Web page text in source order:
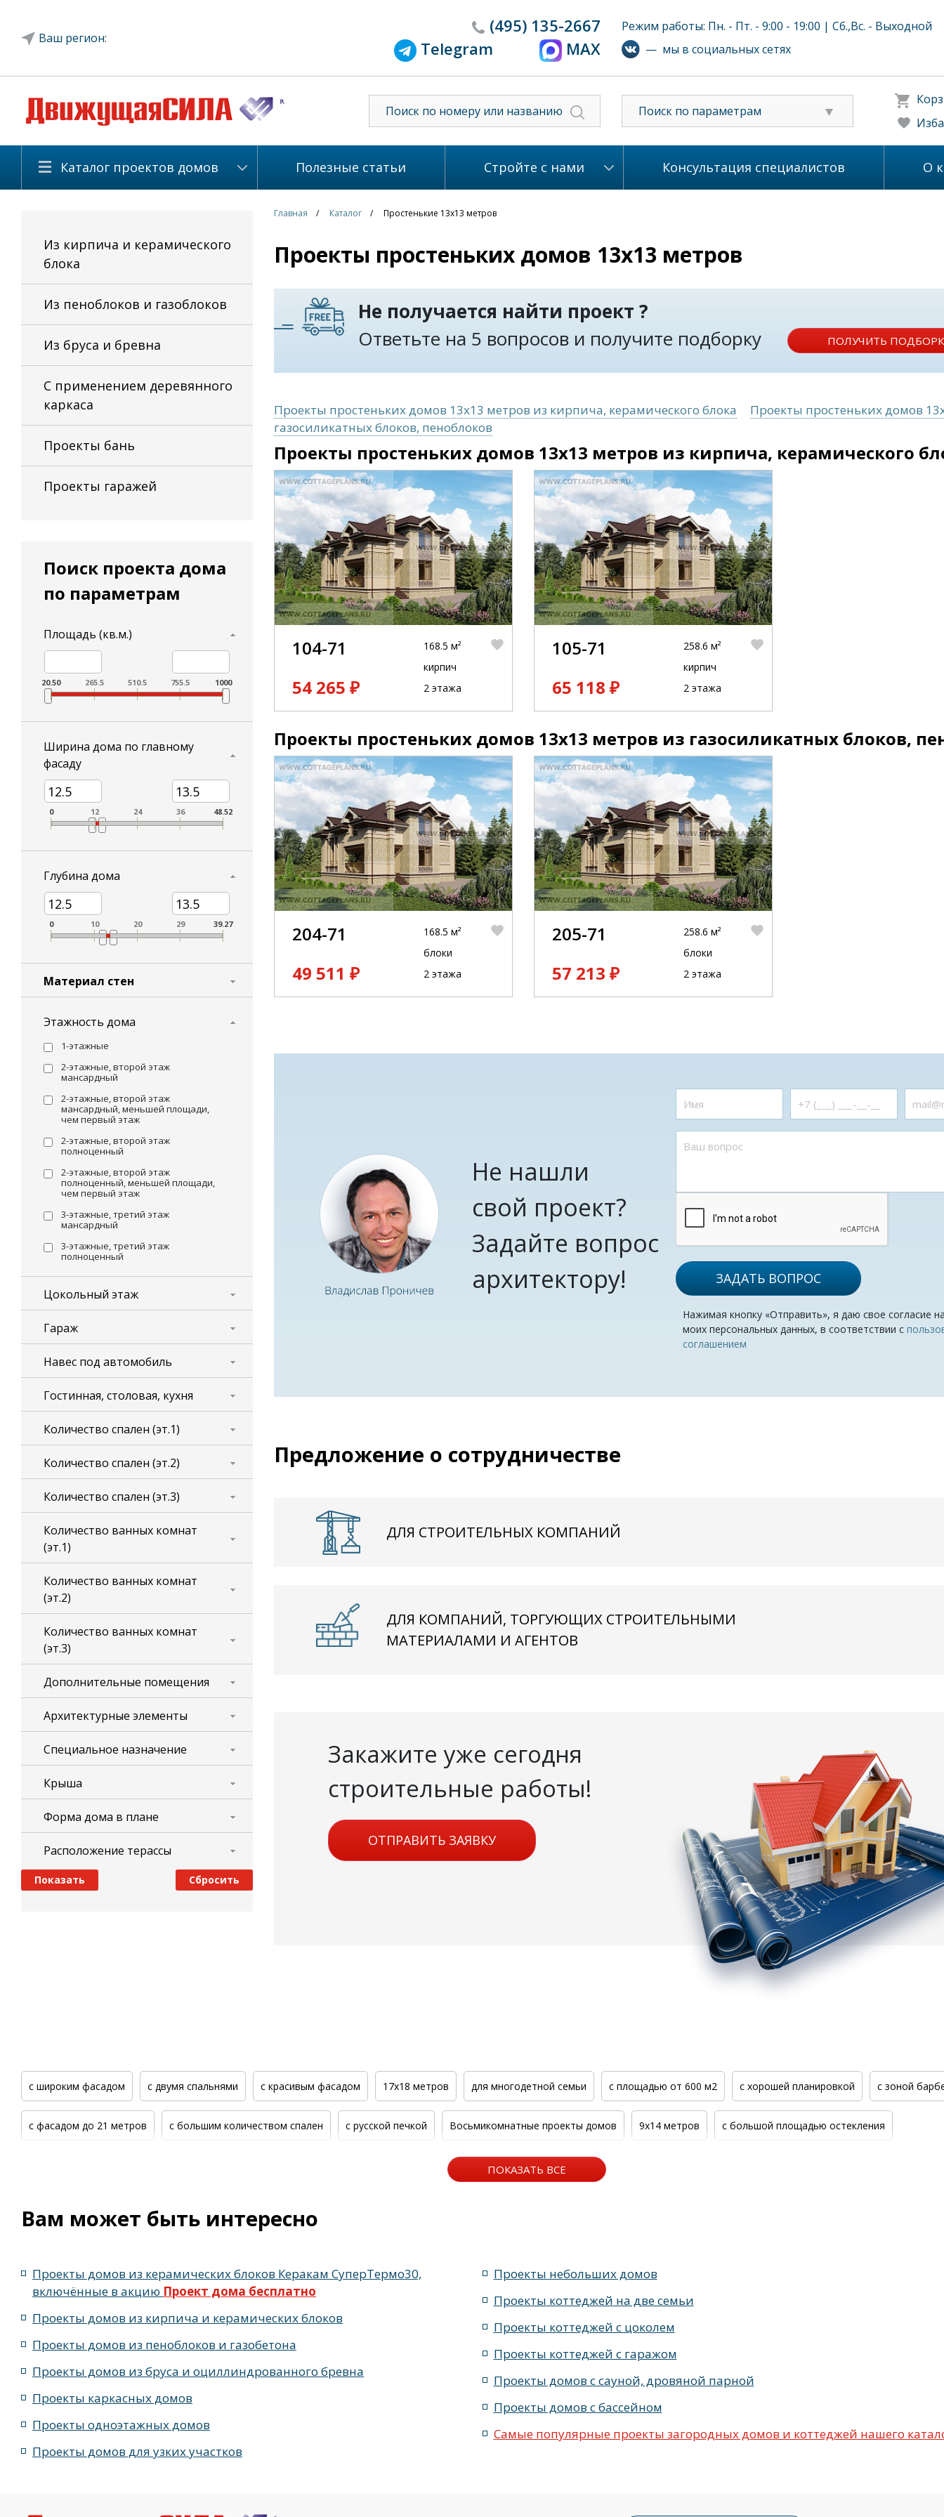
Ваш регион:
(495) 135-2667
Telegram
MAX
Режим работы: Пн. - Пт. - 9:00 - 19:00 | Сб.,Вс. - Выходной
— мы в социальных сетях
Поиск по параметрам
Каталог проектов домов Полезные статьи Стройте с нами Консультация специалистов О
Из кирпича и керамического
блока
Из пеноблоков и газоблоков
Из бруса и бревна
С применением деревянного
каркаса
Проекты бань
Проекты гаражей
Поиск проекта дома
по параметрам
Площадь (кв.м.)
20.50 265.5 510.5 755.5 1000
Ширина дома по главному
фасаду
0 12 24 36 48.52
Глубина дома
0 10 20 29 39.27
Материал стен
Этажность дома
1-этажные
2-этажные, второй этаж
мансардный
2-этажные, второй этаж
мансардный, меньшей площади,
чем первый этаж
2-этажные, второй этаж
полноценный
2-этажные, второй этаж
полноценный, меньшей площади,
чем первый этаж
3-этажные, третий этаж
мансардный
3-этажные, третий этаж
полноценный
Цокольный этаж
Гараж
Навес под автомобиль
Гостинная, столовая, кухня
Количество спален (эт.1)
Количество спален (эт.2)
Количество спален (эт.3)
Количество ванных комнат
(эт.1)
Количество ванных комнат
(эт.2)
Количество ванных комнат
(эт.3)
Дополнительные помещения
Архитектурные элементы
Специальное назначение
Крыша
Форма дома в плане
Расположение терассы
Главная Каталог Простенькие 13x13 метров
Проекты простеньких домов 13x13 метров
Не получается найти проект ?
Ответьте на 5 вопросов и получите подборку
ПОЛУЧИТЬ
Проекты простеньких домов 13x13 метров из кирпича, керамического блока
Проекты простеньких домов
газосиликатных блоков, пеноблоков
Проекты простеньких домов 13x13 метров из кирпича, керамического
104-71
54 265 ₽
168.5 м²
кирпич
2 этажа
105-71
65 118 ₽
258.6 м²
кирпич
2 этажа
Проекты простеньких домов 13x13 метров из газосиликатных блоков,
204-71
49 511 ₽
168.5 м²
блоки
2 этажа
205-71
57 213 ₽
258.6 м²
блоки
2 этажа
Не нашли
свой проект?
Задайте вопрос
архитектору!
ЗАДАТЬ ВОПРОС
Нажимая кнопку «Отправить», я даю свое согласие
моих персональных данных, в соответствии с
соглашением
Предложение о сотрудничестве
ДЛЯ СТРОИТЕЛЬНЫХ КОМПАНИЙ
ДЛЯ КОМПАНИЙ, ТОРГУЮЩИХ СТРОИТЕЛЬНЫМИ
МАТЕРИАЛАМИ И АГЕНТОВ
Закажите уже сегодня
строительные работы!
ОТПРАВИТЬ ЗАЯВКУ
с широким фасадом с двумя спальнями с красивым фасадом 17x18 метров для многодетной семьи с площадью от 600 м2 с хорошей планировкой с зоной
с фасадом до 21 метров с большим количеством спален с русской печкой Восьмикомнатные проекты домов 9x14 метров с большой площадью остекления
Бесплатные проекты домов с фасадом до 11 метров
ПОКАЗАТЬ ВСЕ
Вам может быть интересно
Проекты домов из керамических блоков Керакам СуперТермо30,
включённые в акцию Проект дома бесплатно
Проекты домов из кирпича и керамических блоков
Проекты домов из пеноблоков и газобетона
Проекты домов из бруса и оциллиндрованного бревна
Проекты каркасных домов
Проекты одноэтажных домов
Проекты домов для узких участков
Проекты небольших домов
Проекты коттеджей на две семьи
Проекты коттеджей с цоколем
Проекты коттеджей с гаражом
Проекты домов с сауной, дровяной парной
Проекты домов с бассейном
Самые популярные проекты загородных домов и коттеджей нашего